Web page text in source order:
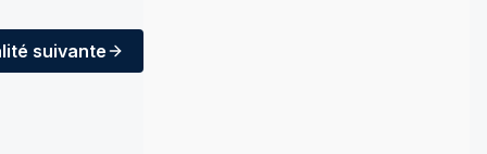
suivante